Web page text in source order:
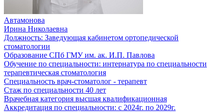
Автамонова
Ирина Николаевна
Должность: Заведующая кабинетом ортопедической
стоматологии
Образование СПб ГМУ им. ак. И.П. Павлова
Обучение по специальности: интернатура по специальности
терапевтическая стоматология
Специальность врач-стоматолог - терапевт
Стаж по специальности 40 лет
Врачебная категория высшая квалификационная
Аккредитация по специальности: с 2024г. по 2029г.